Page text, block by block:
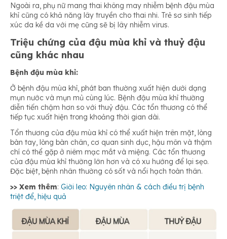
Ngoài ra, phụ nữ mang thai không may nhiễm bệnh đậu mùa
khỉ cũng có khả năng lây truyền cho thai nhi. Trẻ sơ sinh tiếp
xúc da kề da với mẹ cũng sẽ bị lây nhiễm virus.
Triệu chứng của đậu mùa khỉ và thuỷ đậu
cũng khác nhau
Bệnh đậu mùa khỉ:
Ở bệnh đậu mùa khỉ, phát ban thường xuất hiện dưới dạng
mụn nước và mụn mủ cùng lúc. Bệnh đậu mùa khỉ thường
diễn tiến chậm hơn so với thuỷ đậu. Các tổn thương có thể
tiếp tục xuất hiện trong khoảng thời gian dài.
Tổn thương của đậu mùa khỉ có thể xuất hiện trên mặt, lòng
bàn tay, lòng bàn chân, cơ quan sinh dục, hậu môn và thậm
chí có thể gặp ở niêm mạc mắt và miệng. Các tổn thương
của đậu mùa khỉ thường lớn hơn và có xu hướng để lại sẹo.
Đặc biệt, bệnh nhân thường có sốt và nổi hạch toàn thân.
>> Xem thêm: Giời leo: Nguyên nhân & cách điều trị bệnh
triệt để, hiệu quả